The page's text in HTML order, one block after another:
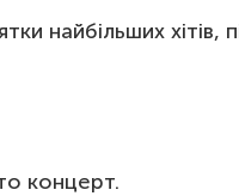
найбільших хітів,
концерт.